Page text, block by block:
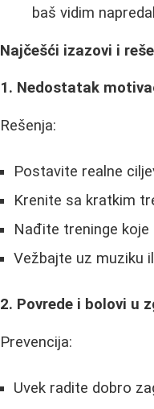
baš vidim
Najčešći izazovi i
1. Nedostatak
Rešenja:
Postavite realne
Krenite sa kratkim
Nađite treninge
Vežbajte uz muziku
2. Povrede i bolovi u
Prevencija:
Uvek radite dobro